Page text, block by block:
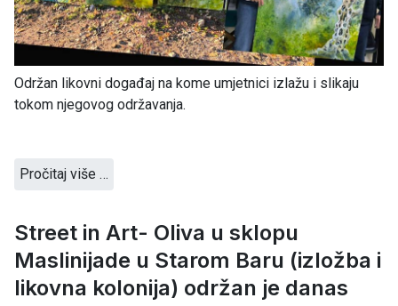
Održan likovni događaj na kome umjetnici izlažu i slikaju
tokom njegovog održavanja.
Pročitaj više …
Street in Art- Oliva u sklopu
Maslinijade u Starom Baru (izložba i
likovna kolonija) održan je danas